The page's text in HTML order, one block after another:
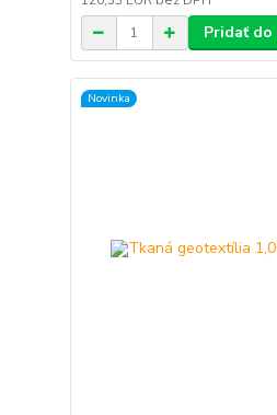
Pridať do
Novinka